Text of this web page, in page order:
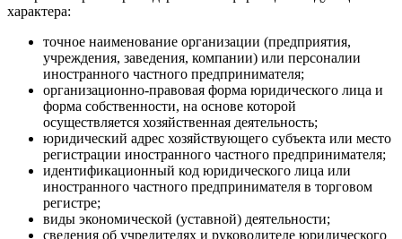
характера:
точное наименование организации (предприятия,
учреждения, заведения, компании) или персоналии
иностранного частного предпринимателя;
организационно-правовая форма юридического лица и
форма собственности, на основе которой
осуществляется хозяйственная деятельность;
юридический адрес хозяйствующего субъекта или место
регистрации иностранного частного предпринимателя;
идентификационный код юридического лица или
иностранного частного предпринимателя в торговом
регистре;
виды экономической (уставной) деятельности;
сведения об учредителях и руководителе юридического